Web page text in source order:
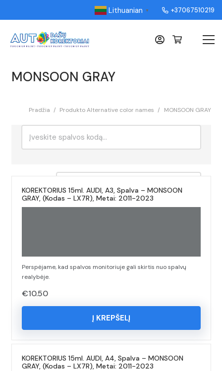
Lithuanian ▼ +37067510219
MONSOON GRAY
Pradžia / Produkto Alternative color names / MONSOON GRAY
KOREKTORIUS 15ml. AUDI, A3, Spalva – MONSOON
GRAY, (Kodas – LX7R), Metai: 2011-2023
Perspėjame, kad spalvos monitoriuje gali skirtis nuo spalvų
realybėje.
€10.50
Į KREPŠELĮ
KOREKTORIUS 15ml. AUDI, A4, Spalva – MONSOON
GRAY, (Kodas – LX7R), Metai: 2011-2023